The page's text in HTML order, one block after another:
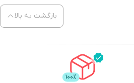
بازگشت به بالا